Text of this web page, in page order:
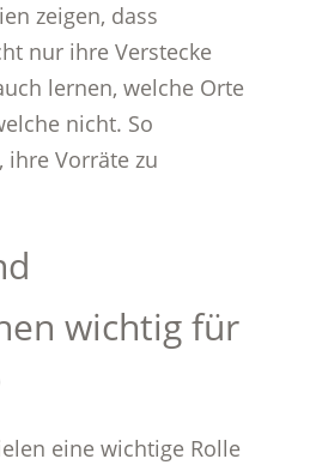
zeigen, dass
nur ihre Verstecke
lernen, welche Orte
nicht. So
ihre Vorräte zu
wichtig für
eine wichtige Rolle